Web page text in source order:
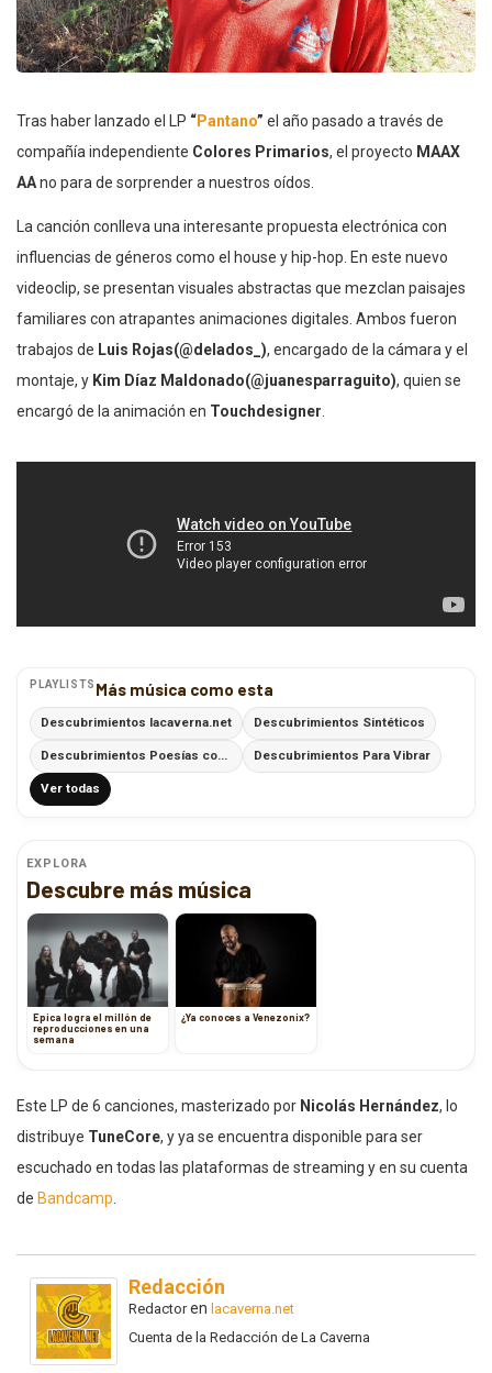
Tras haber lanzado el LP “Pantano” el año pasado a través de
compañía independiente Colores Primarios, el proyecto MAAX
AAno para de sorprender a nuestros oídos.
La canción conlleva una interesante propuesta electrónica con
influencias de géneros como el house y hip-hop. En este nuevo
videoclip, se presentan visuales abstractas que mezclan paisajes
familiares con atrapantes animaciones digitales. Ambos fueron
trabajos de Luis Rojas(@delados_), encargado de la cámara y el
montaje, y Kim Díaz Maldonado(@juanesparraguito), quien se
encargó de la animación en Touchdesigner
PLAYLISTS Más música como esta
Descubrimientos lacaverna.net Descubrimientos Sintéticos
Descubrimientos Poesías con Ritmo Descubrimientos Para Vibrar
Ver todas
EXPLORA
Descubre más música
Epica logra el millón de
reproducciones en una
semana
¿Ya conoces a Venezonix?
Este LP de 6 canciones, masterizado por Nicolás Hernández, lo
distribuye TuneCore, y ya se encuentra disponible para ser
escuchado en todas las plataformas de streaming y en su cuenta
de Bandcamp
Redacción
Redactoren lacaverna.net
Cuenta de la Redacción de La Caverna